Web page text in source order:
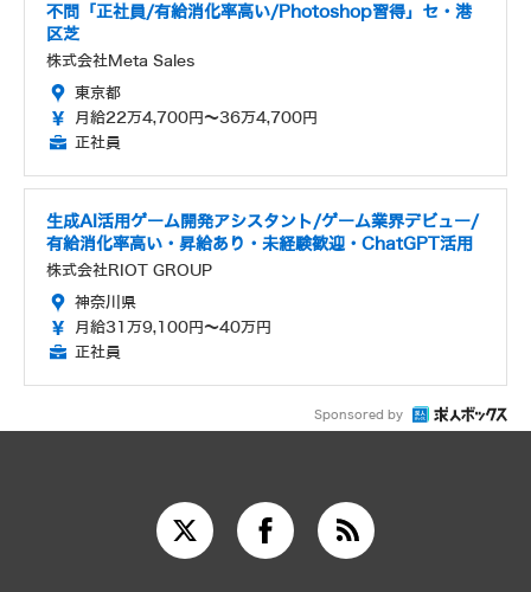
不問「正社員/有給消化率高い/Photoshop習得」セ・港
区芝
株式会社Meta Sales
東京都
月給22万4,700円～36万4,700円
正社員
生成AI活用ゲーム開発アシスタント/ゲーム業界デビュー/
有給消化率高い・昇給あり・未経験歓迎・ChatGPT活用
株式会社RIOT GROUP
神奈川県
月給31万9,100円～40万円
正社員
Sponsored by